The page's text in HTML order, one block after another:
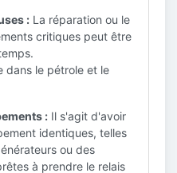
: La réparation ou le
critiques peut être
dans le pétrole et le
: Il s'agit d'avoir
identiques, telles
ou des
à prendre le relais